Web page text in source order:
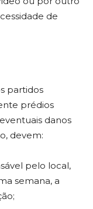
de
partidos
prédios
danos
devem:
pelo local,
semana, a